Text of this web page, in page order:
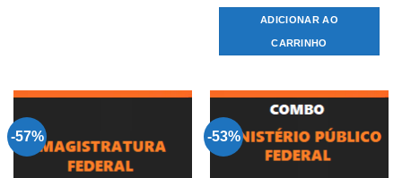
original
era:
R$399,00.
ADICIONAR AO
CARRINHO
-57% -53%